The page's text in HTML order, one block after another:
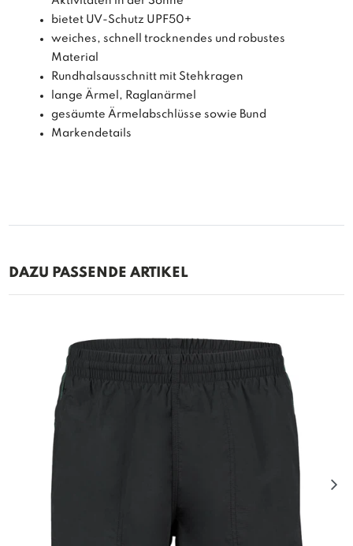
bietet UV-Schutz UPF50+
weiches, schnell trocknendes und robustes
Material
Rundhalsausschnitt mit Stehkragen
lange Ärmel, Raglanärmel
gesäumte Ärmelabschlüsse sowie Bund
Markendetails
DAZU PASSENDE ARTIKEL